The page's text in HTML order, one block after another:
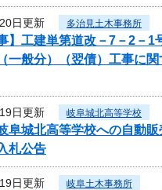
日更新 多治見土木事務所
事】工建単第道改－7－2
一般分）（翌債）工事に
日更新 岐阜城北高等学校
阜城北高等学校への自動
札公告
日更新 岐阜土木事務所